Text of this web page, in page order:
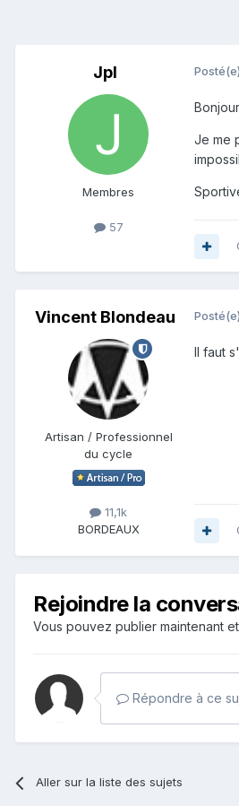
Jpl
Membres
57
Posté(e)
Je me
Vincent Blondeau
Artisan / Professionnel
du cycle
11,1k
BORDEAUX
Posté(e)
Il faut
Rejoindre la
Vous pouvez publier maintenant
Répondre à ce
Aller sur la liste des sujets